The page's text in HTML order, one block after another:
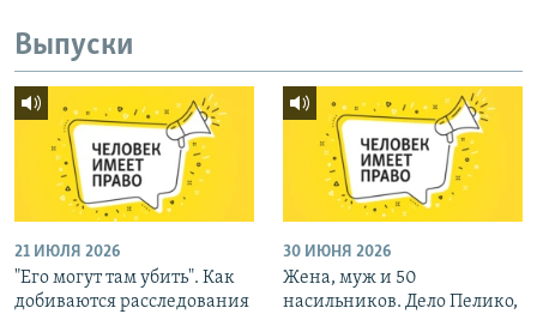
Выпуски
21 ИЮЛЯ 2026
"Его могут там убить". Как
добиваются расследования
30 ИЮНЯ 2026
Жена, муж и 50
насильников. Дело Пелико,